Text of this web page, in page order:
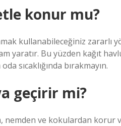
konur mu?
kullanabileceğiniz
yaratır. Bu yüzden kağıt
sıcaklığında bırakmayın.
geçirir mi?
nemden ve kokulardan korur